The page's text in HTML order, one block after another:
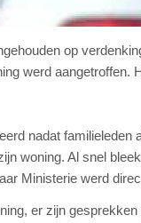
op
werd
nadat
woning. Al snel
Ministerie werd
er zijn